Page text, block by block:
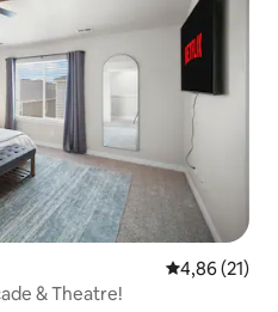
Gemiddelde
4,86 (21)
& Theatre!